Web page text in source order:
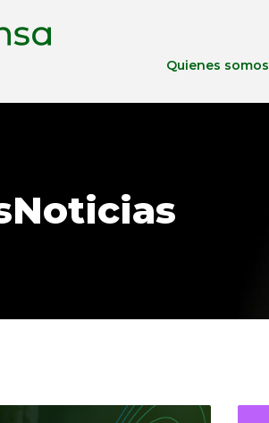
Quienes somos
Noticias